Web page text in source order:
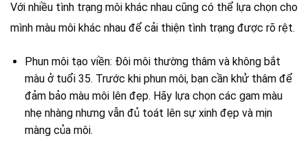
Với nhiều tình trạng môi khác nhau cũng có thể lựa chọn cho
mình màu môi khác nhau để cải thiện tình trạng được rõ rệt.
Phun môi tạo viền: Đôi môi thường thâm và không bắt
màu ở tuổi 35. Trước khi phun môi, bạn cần khử thâm để
đảm bảo màu môi lên đẹp. Hãy lựa chọn các gam màu
nhẹ nhàng nhưng vẫn đủ toát lên sự xinh đẹp và mịn
màng của môi.